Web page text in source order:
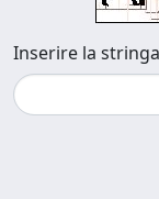
Inserire la